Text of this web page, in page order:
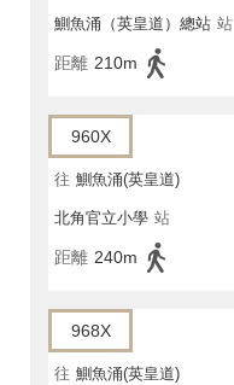
鰂魚涌（英皇道）總站 站
距離 210m
960X
往 鰂魚涌(英皇道)
北角官立小學 站
距離 240m
968X
往 鰂魚涌(英皇道)